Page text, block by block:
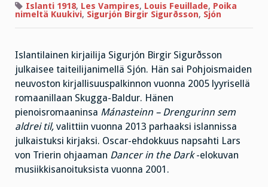
Islanti 1918, Les Vampires, Louis Feuillade, Poika
nimeltä Kuukivi, Sigurjón Birgir Sigurðsson, Sjón
Islantilainen kirjailija Sigurjón Birgir Sigurðsson
julkaisee taiteilijanimellä Sjón. Hän sai Pohjoismaiden
neuvoston kirjallisuuspalkinnon vuonna 2005 lyyrisellä
romaanillaan Skugga-Baldur. Hänen
pienoisromaaninsa Mánasteinn – Drengurinn sem
aldrei til, valittiin vuonna 2013 parhaaksi islannissa
julkaistuksi kirjaksi. Oscar-ehdokkuus napsahti Lars
von Trierin ohjaaman Dancer in the Dark-elokuvan
musiikkisanoituksista vuonna 2001.